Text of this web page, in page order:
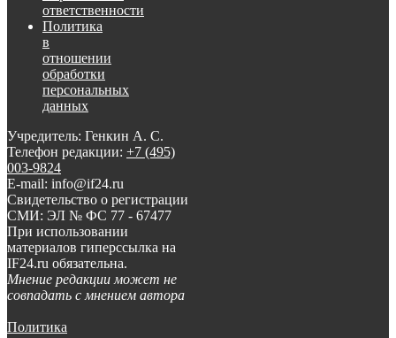
ответственности
Политика
в
отношении
обработки
персональных
данных
Учредитель: Генкин А. С.
Телефон редакции: +7 (495)
003-9824
E-mail: info@if24.ru
Свидетельство о регистрации
СМИ: ЭЛ № ФС 77 - 67477
При использовании
материалов гиперссылка на
IF24.ru обязательна.
Мнение редакции может не
совпадать с мнением автора
Политика